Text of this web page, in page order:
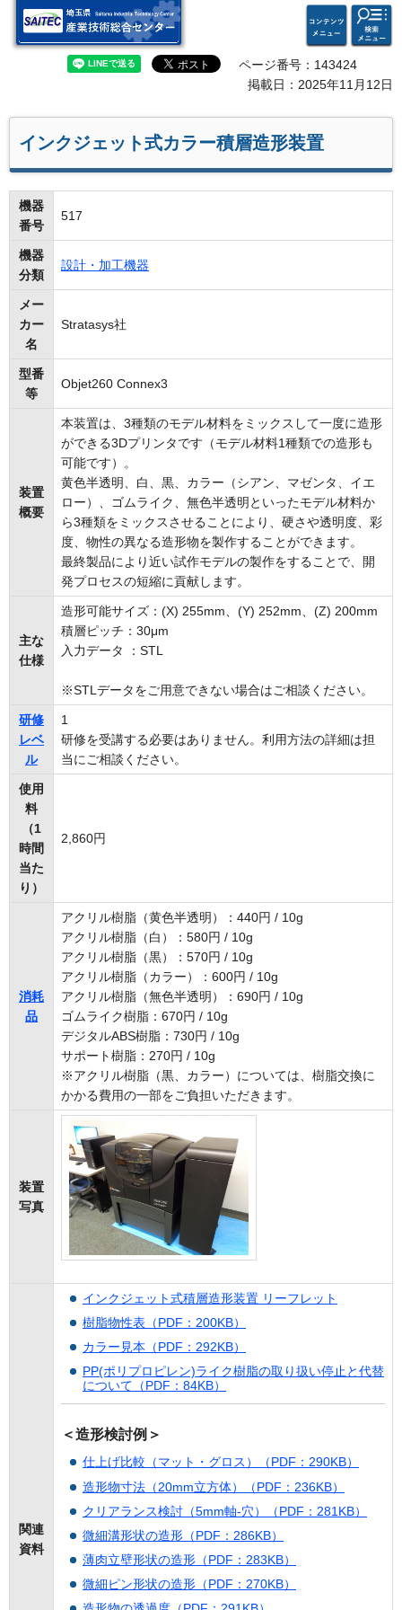
埼玉県 産業技術総合セン
コンテ
ンツメ
ニュー
検索・
共通メ
ニュー
ページ番号：143424
掲載日：2025年11月12日
インクジェット式カラー積層造形装置
機器
番号
517
機器
分類
設計・加工機器
メー
カー
名
Stratasys社
型番
等
Objet260 Connex3
装置
概要
本装置は、3種類のモデル材料をミックスして一度に造形
ができる3Dプリンタです（モデル材料1種類での造形も
可能です）。
黄色半透明、白、黒、カラー（シアン、マゼンタ、イエ
ロー）、ゴムライク、無色半透明といったモデル材料か
ら3種類をミックスさせることにより、硬さや透明度、彩
度、物性の異なる造形物を製作することができます。
最終製品により近い試作モデルの製作をすることで、開
発プロセスの短縮に貢献します。
主な
仕様
造形可能サイズ：(X) 255mm、(Y) 252mm、(Z) 200mm
積層ピッチ：30μm
入力データ ：STL
※STLデータをご用意できない場合はご相談ください。
研修
レベ
ル
1
研修を受講する必要はありません。利用方法の詳細は担
当にご相談ください。
使用
料
（1
時間
当た
り）
2,860円
消耗
品
アクリル樹脂（黄色半透明）：440円 / 10g
アクリル樹脂（白）：580円 / 10g
アクリル樹脂（黒）：570円 / 10g
アクリル樹脂（カラー）：600円 / 10g
アクリル樹脂（無色半透明）：690円 / 10g
ゴムライク樹脂：670円 / 10g
デジタルABS樹脂：730円 / 10g
サポート樹脂：270円 / 10g
※アクリル樹脂（黒、カラー）については、樹脂交換に
かかる費用の一部をご負担いただきます。
装置
写真
関連
資料
インクジェット式積層造形装置 リーフレット
樹脂物性表（PDF：200KB）
カラー見本（PDF：292KB）
PP(ポリプロピレン)ライク樹脂の取り扱い停止と代替
について（PDF：84KB）
＜造形検討例＞
仕上げ比較（マット・グロス）（PDF：290KB）
造形物寸法（20mm立方体）（PDF：236KB）
クリアランス検討（5mm軸-穴）（PDF：281KB）
微細溝形状の造形（PDF：286KB）
薄肉立壁形状の造形（PDF：283KB）
微細ピン形状の造形（PDF：270KB）